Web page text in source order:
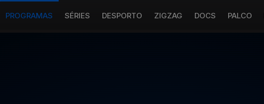
PROGRAMAS SÉRIES DESPORTO ZIGZAG DOCS PALCO